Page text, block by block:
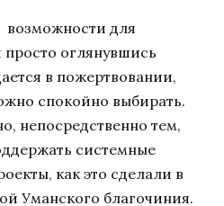
для
оглянувшись
в пожертвовании,
спокойно выбирать.
непосредственно тем,
системные
как это сделали в
Уманского благочиния.